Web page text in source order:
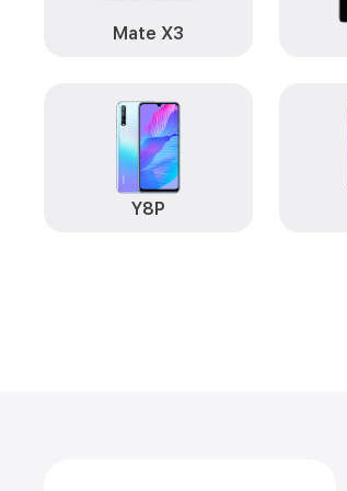
Mate X3
Y8P